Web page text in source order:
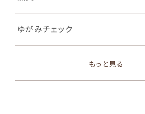
ゆがみチェック
もっと見る